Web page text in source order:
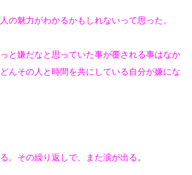
の魅力がわかるかもしれないって思った。
と嫌だなと思っていた事が覆される事はなか
んその人と時間を共にしている自分が嫌にな
。その繰り返しで、また涙が出る。